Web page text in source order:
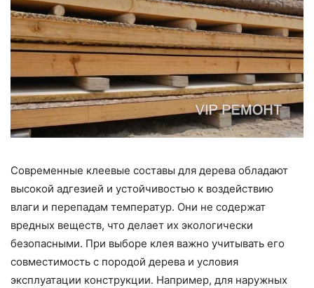
Современные клеевые составы для дерева обладают
высокой адгезией и устойчивостью к воздействию
влаги и перепадам температур. Они не содержат
вредных веществ, что делает их экологически
безопасными. При выборе клея важно учитывать его
совместимость с породой дерева и условия
эксплуатации конструкции. Например, для наружных